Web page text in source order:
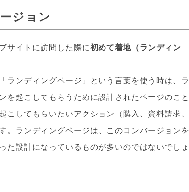
ジョン
サイトに訪問した際に初めて着地（ランディン
ランディングページ」という言葉を使う時は、ラ
を起こしてもらうために設計されたページのこと
してもらいたいアクション（購入、資料請求、
。ランディングページは、このコンバージョンを
た設計になっているものが多いのではないでしょ